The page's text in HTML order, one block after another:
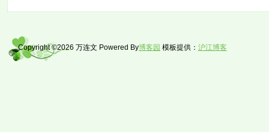
Copyright ©2026 万连文 Powered By博客园 模板提供： 沪江博客